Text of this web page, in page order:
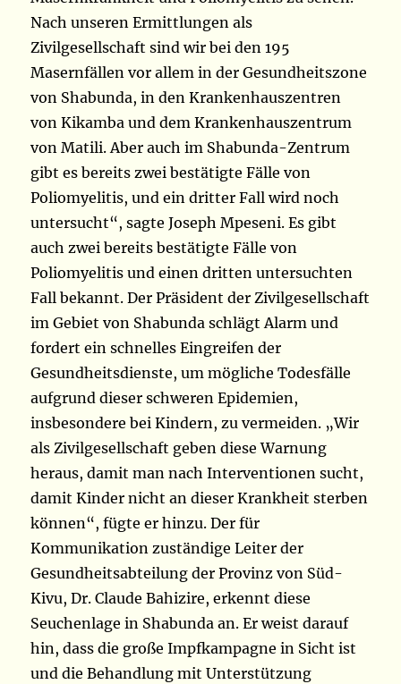
Nach unseren Ermittlungen als
Zivilgesellschaft sind wir bei den 195
Masernfällen vor allem in der Gesundheitszone
von Shabunda, in den Krankenhauszentren
von Kikamba und dem Krankenhauszentrum
von Matili. Aber auch im Shabunda-Zentrum
gibt es bereits zwei bestätigte Fälle von
Poliomyelitis, und ein dritter Fall wird noch
untersucht“, sagte Joseph Mpeseni. Es gibt
auch zwei bereits bestätigte Fälle von
Poliomyelitis und einen dritten untersuchten
Fall bekannt. Der Präsident der Zivilgesellschaft
im Gebiet von Shabunda schlägt Alarm und
fordert ein schnelles Eingreifen der
Gesundheitsdienste, um mögliche Todesfälle
aufgrund dieser schweren Epidemien,
insbesondere bei Kindern, zu vermeiden. „Wir
als Zivilgesellschaft geben diese Warnung
heraus, damit man nach Interventionen sucht,
damit Kinder nicht an dieser Krankheit sterben
können“, fügte er hinzu. Der für
Kommunikation zuständige Leiter der
Gesundheitsabteilung der Provinz von Süd-
Kivu, Dr. Claude Bahizire, erkennt diese
Seuchenlage in Shabunda an. Er weist darauf
hin, dass die große Impfkampagne in Sicht ist
und die Behandlung mit Unterstützung